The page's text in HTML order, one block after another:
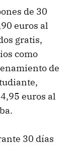
de 30
euros al
gratis,
como
de
euros al
30 días